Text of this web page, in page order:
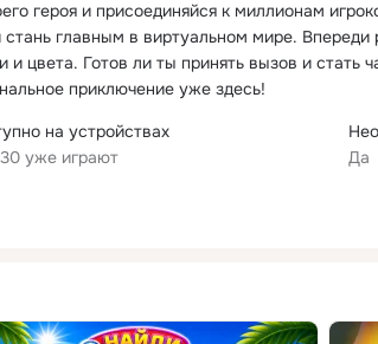
героя и присоединяйся к миллионам
главным в виртуальном мире. Впереди
цвета. Готов ли ты принять вызов и стать
приключение уже здесь!
на устройствах
уже играют
Да